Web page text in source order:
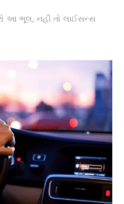
આ ભૂલ, નહીં તો લાઈસન્સ